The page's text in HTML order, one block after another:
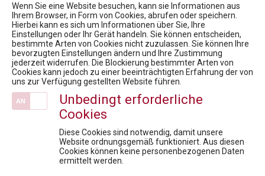
Inhouse Training
News
MEDIENINFORMATION - Startschuss für das neue Zertifikatsprogramm "PHARMA-FACHKRÄFTE DER ZUKUNFT"
Market Access for you - Insider Know-how & Best Practice Modul 2
Fit für die Prüfung - Pharmareferent:innen Vorbereitungskurs
Wenn Sie eine Website besuchen, kann sie Informationen aus
Ihrem Browser, in Form von Cookies, abrufen oder speichern.
Hierbei kann es sich um Informationen über Sie, Ihre
Einstellungen oder Ihr Gerät handeln. Sie können entscheiden,
bestimmte Arten von Cookies nicht zuzulassen. Sie können Ihre
bevorzugten Einstellungen ändern und Ihre Zustimmung
jederzeit widerrufen. Die Blockierung bestimmter Arten von
Cookies kann jedoch zu einer beeinträchtigten Erfahrung der von
uns zur Verfügung gestellten Website führen.
Unbedingt erforderliche
Cookies
Diese Cookies sind notwendig, damit unsere
Website ordnungsgemäß funktioniert. Aus diesen
Cookies können keine personenbezogenen Daten
ermittelt werden.